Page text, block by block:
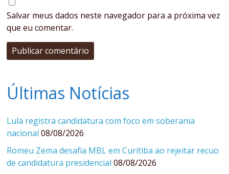
Salvar meus dados neste navegador para a próxima vez
que eu comentar.
Últimas Notícias
Lula registra candidatura com foco em soberania
nacional 08/08/2026
Romeu Zema desafia MBL em Curitiba ao rejeitar recuo
de candidatura presidencial 08/08/2026